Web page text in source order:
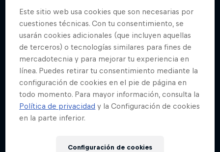
Este sitio web usa cookies que son necesarias por
cuestiones técnicas. Con tu consentimiento, se
usarán cookies adicionales (que incluyen aquellas
de terceros) o tecnologías similares para fines de
mercadotecnia y para mejorar tu experiencia en
línea. Puedes retirar tu consentimiento mediante la
configuración de cookies en el pie de página en
todo momento. Para mayor información, consulta la
Política de privacidad y la Configuración de cookies
en la parte inferior.
Configuración de cookies